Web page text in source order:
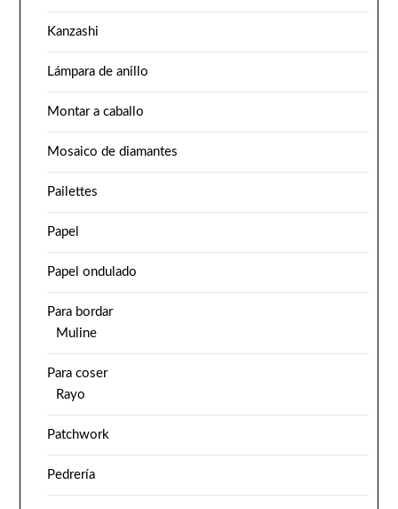
Kanzashi
Lámpara de anillo
Montar a caballo
Mosaico de diamantes
Pailettes
Papel
Papel ondulado
Para bordar
Muline
Para coser
Rayo
Patchwork
Pedrería